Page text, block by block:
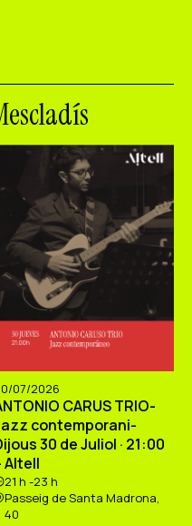
07/2026
CARUS TRIO-
contemporani-
30 de Juliol · 21:00
Altell
21 h -23 h
Passeig de Santa Madrona,
40